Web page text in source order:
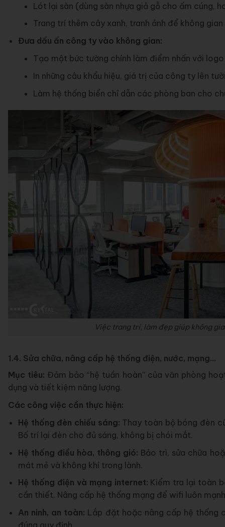
Lót lại sàn (dùng sàn nhựa giả gỗ cho ấm cúng,
Trang trí thêm cây xanh, tranh ảnh để không gian
Đưa dấu ấn công ty vào không gian:
Tạo một bức tường chính làm điểm nhấn với
In những câu khẩu hiệu, giá trị của công ty lên
Làm hệ thống biển chỉ dẫn các phòng ban cho
Việc trang trí, làm đẹp giúp không
1.4. Sửa chữa, nâng cấp hệ thống điện, nước, mạng…
Mục tiêu: Đảm bảo “hệ tuần hoàn” của văn phòng
dụng và tiết kiệm năng lượng.
Các công việc cần thực hiện:
Hệ thống đèn chiếu sáng: Thay toàn bộ bóng đèn
Bố trí lại đèn cho đủ sáng, không bị chói mắt.
Hệ thống điều hòa, thông gió: Bảo trì, sửa chữa
mát mẻ và không khí trong lành.
Hệ thống điện và mạng internet: Kiểm tra lại toàn
cần thiết. Nâng cấp hệ thống mạng để wifi luôn
An ninh, an toàn: Lắp đặt hoặc nâng cấp hệ thống
đúng quy định.